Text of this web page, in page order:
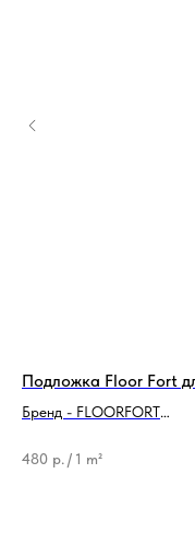
Подложка Floor Fort
Бренд - FLOORFORT
480 р. / 1 m²